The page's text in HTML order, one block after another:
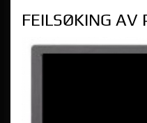
FEILSØKING AV